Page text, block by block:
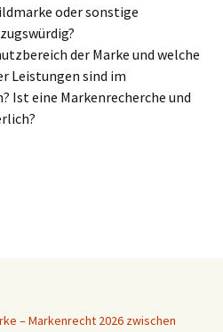
oder sonstige
der Marke und welche
Leistungen sind im
Ist eine Markenrecherche und
Zeichen als Marke anmelden
– Markenrecht 2026 zwischen